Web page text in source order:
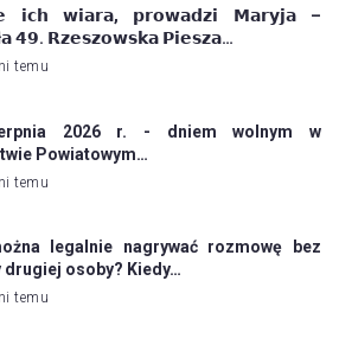
𝗶𝗰𝗵 𝘄𝗶𝗮𝗿𝗮, 𝗽𝗿𝗼𝘄𝗮𝗱𝘇𝗶 𝗠𝗮𝗿𝘆𝗷𝗮 –
𝟰𝟵. 𝗥𝘇𝗲𝘀𝘇𝗼𝘄𝘀𝗸𝗮 𝗣𝗶𝗲𝘀𝘇𝗮…
temu
2026 r. - dniem wolnym w
Powiatowym…
temu
legalnie nagrywać rozmowę bez
drugiej osoby? Kiedy…
temu